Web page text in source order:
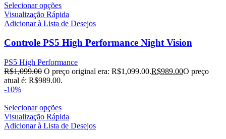
Selecionar opções
Visualização Rápida
Adicionar à Lista de Desejos
Controle PS5 High Performance Night Vision
PS5 High Performance
R$1,099.00 O preço original era: R$1,099.00.R$989.00O preço
atual é: R$989.00.
-10%
Selecionar opções
Visualização Rápida
Adicionar à Lista de Desejos